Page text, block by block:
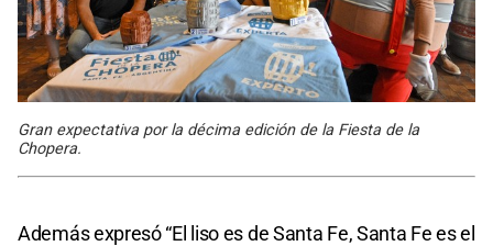
Gran expectativa por la décima edición de la Fiesta de la
Chopera.
Además expresó “El liso es de Santa Fe, Santa Fe es el